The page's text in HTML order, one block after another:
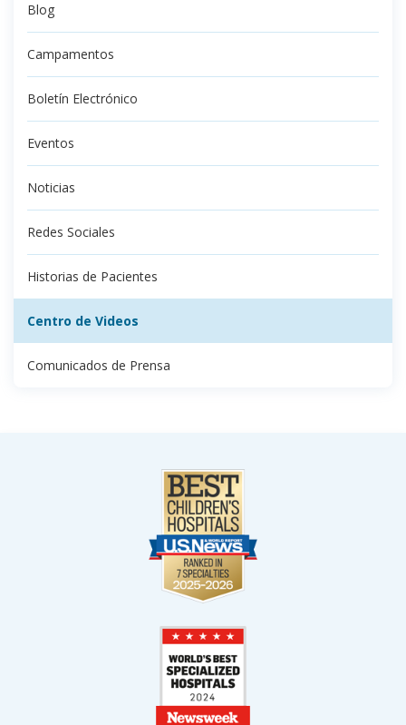
Blog
Campamentos
Boletín Electrónico
Eventos
Noticias
Redes Sociales
Historias de Pacientes
Centro de Videos
Comunicados de Prensa